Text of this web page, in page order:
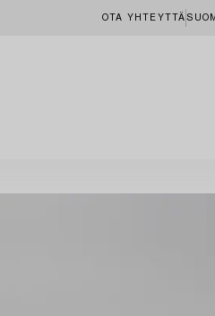
OTA YHTEYTTÄ